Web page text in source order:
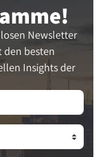
Newsletter
den besten
Insights der